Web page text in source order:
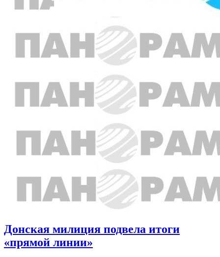
Донская милиция подвела итоги
«прямой линии»